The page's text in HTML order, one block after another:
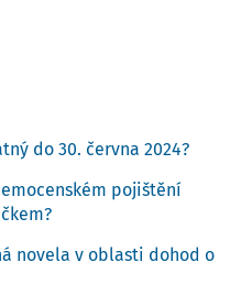
do 30. června 2024?
pojištění
novela v oblasti dohod o